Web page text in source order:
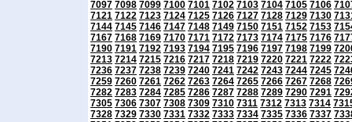
7097 7098 7099 7100 7101 7102 7103 7104 7105 7106
7121 7122 7123 7124 7125 7126 7127 7128 7129 7130
7144 7145 7146 7147 7148 7149 7150 7151 7152 7153
7167 7168 7169 7170 7171 7172 7173 7174 7175 7176
7190 7191 7192 7193 7194 7195 7196 7197 7198 7199
7213 7214 7215 7216 7217 7218 7219 7220 7221 7222
7236 7237 7238 7239 7240 7241 7242 7243 7244 7245
7259 7260 7261 7262 7263 7264 7265 7266 7267 7268
7282 7283 7284 7285 7286 7287 7288 7289 7290 7291
7305 7306 7307 7308 7309 7310 7311 7312 7313 7314
7328 7329 7330 7331 7332 7333 7334 7335 7336 7337